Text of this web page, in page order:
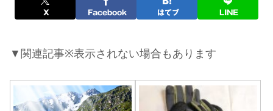
X Facebook はてブ LINE
▼関連記事※表示されない場合もあります